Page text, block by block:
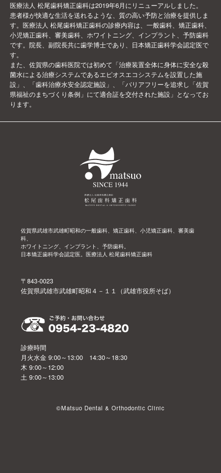
医療法人 松尾歯科矯正歯科は2019年6月にリニューアルしました。
患者様が快適な生活を送れるような、質の高い予防と治療を提供しま
す。医療法人 松尾歯科矯正歯科の診療内容は、一般歯科、矯正歯科、
小児矯正歯科、審美歯科、ホワイトニング、インプラント、予防歯科
です。院長、副院長共に歯学博士であり、日本矯正歯科学会認定医で
す。
また、佐賀県の歯科医院では初めて「治療装置全体に身体に安全な殺
菌水による治療システムであるエピオスエコシステムを設置した施
設」、「歯科治療水安全認定施設」、「バリアフリーを追求し「佐賀
県福祉のまちづくり条例」にて適合証を交付された施設」となってお
ります。
佐賀県武雄市武雄町昭和の一般歯科、矯正歯科、小児矯正歯科、審美歯
科、
ホワイトニング、インプラント、予防歯科。
日本矯正歯科学会認定医。医療法人 松尾歯科矯正歯科
〒843-0023
佐賀県武雄市武雄町昭和４－１１（武雄市役所そば）
診療時間
月火水金 9:00～13:00 14:30～18:30
木 9:00～12:00
土 9:00～13:00
©Matsuo Dental & Orthodontic Clinic